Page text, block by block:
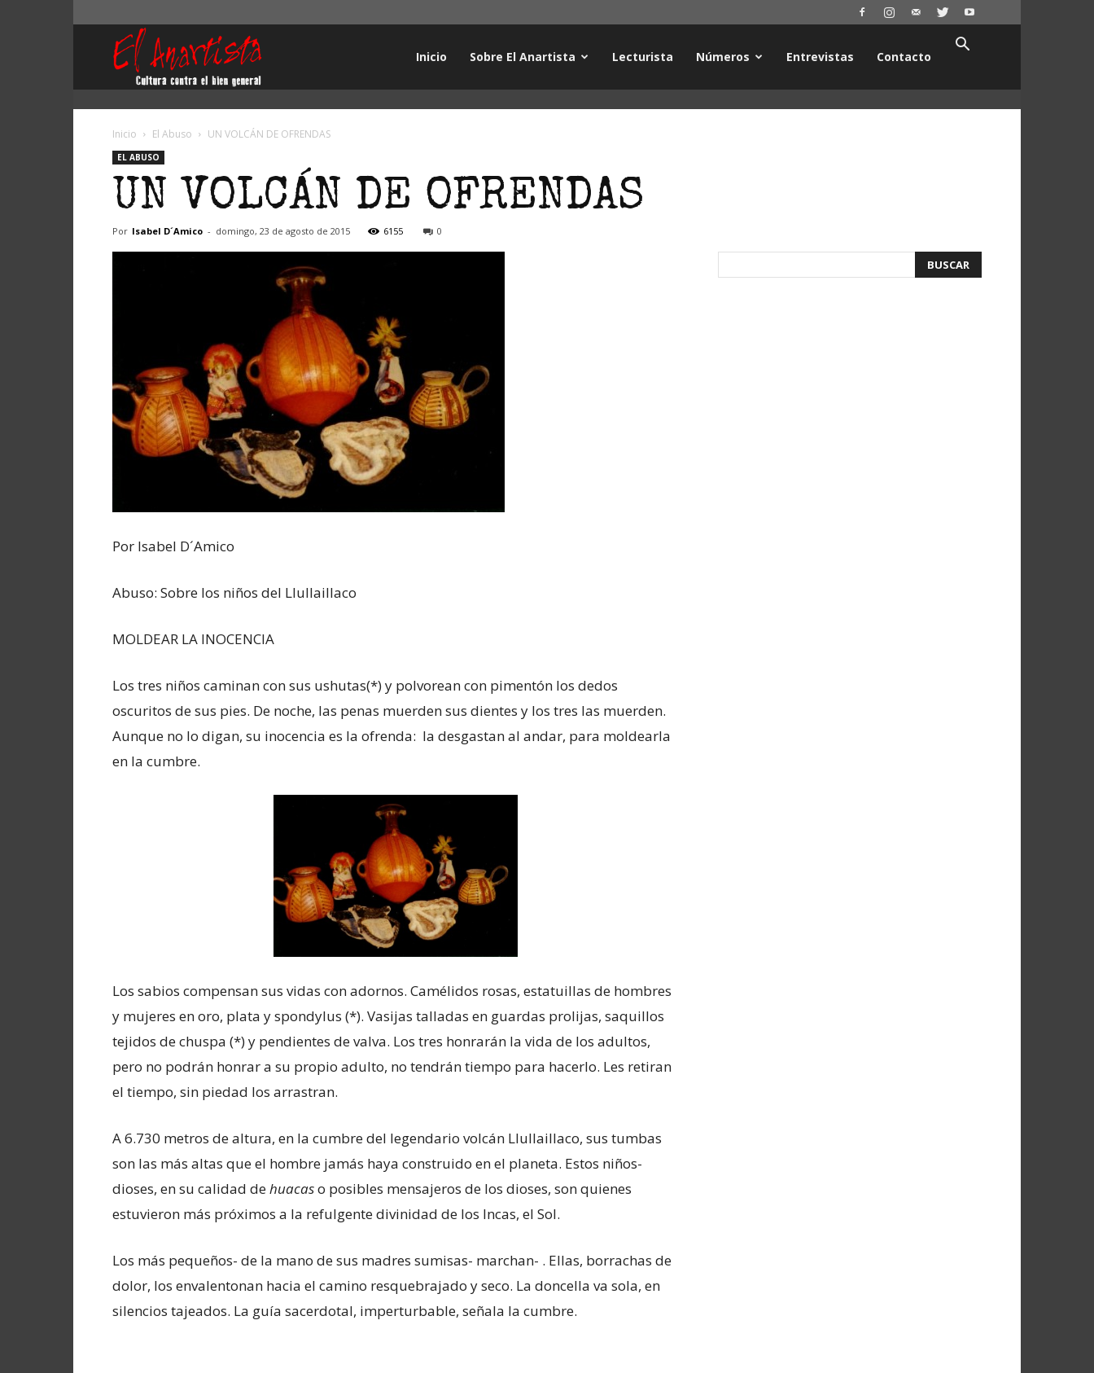
Inicio Sobre El Anartista Lecturista Números Entrevistas Contacto
Inicio El Abuso UN VOLCÁN DE OFRENDAS
EL ABUSO
UN VOLCÁN DE OFRENDAS
Por Isabel D´Amico - domingo, 23 de agosto de 2015 6155 0
Por Isabel D´Amico
Abuso: Sobre los niños del Llullaillaco
MOLDEAR LA INOCENCIA
Los tres niños caminan con sus ushutas(*) y polvorean con pimentón los dedos
oscuritos de sus pies. De noche, las penas muerden sus dientes y los tres las muerden.
Aunque no lo digan, su inocencia es la ofrenda: la desgastan al andar, para moldearla
en la cumbre.
Los sabios compensan sus vidas con adornos. Camélidos rosas, estatuillas de hombres
y mujeres en oro, plata y spondylus (*). Vasijas talladas en guardas prolijas, saquillos
tejidos de chuspa (*) y pendientes de valva. Los tres honrarán la vida de los adultos,
pero no podrán honrar a su propio adulto, no tendrán tiempo para hacerlo. Les retiran
el tiempo, sin piedad los arrastran.
A 6.730 metros de altura, en la cumbre del legendario volcán Llullaillaco, sus tumbas
son las más altas que el hombre jamás haya construido en el planeta. Estos niños-
dioses, en su calidad dehuacaso posibles mensajeros de los dioses, son quienes
estuvieron más próximos a la refulgente divinidad de los Incas, el Sol.
Los más pequeños- de la mano de sus madres sumisas- marchan- . Ellas, borrachas de
dolor, los envalentonan hacia el camino resquebrajado y seco. La doncella va sola, en
silencios tajeados. La guía sacerdotal, imperturbable, señala la cumbre.